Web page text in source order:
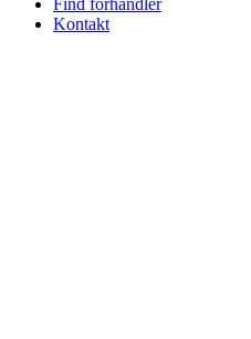
Find forhandler
Kontakt